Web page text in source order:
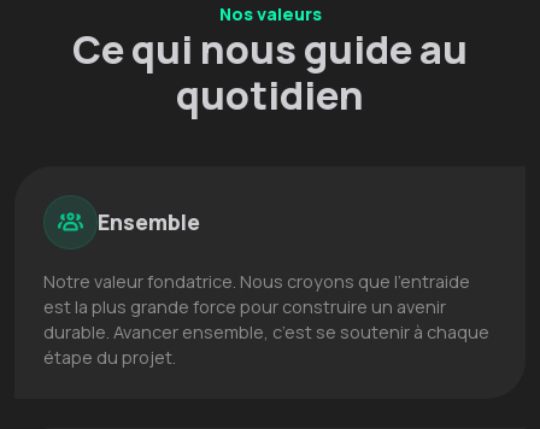
Nos valeurs
Ce qui nous guide au
quotidien
Ensemble
Notre valeur fondatrice. Nous croyons que l’entraide
est la plus grande force pour construire un avenir
durable. Avancer ensemble, c’est se soutenir à chaque
étape du projet.